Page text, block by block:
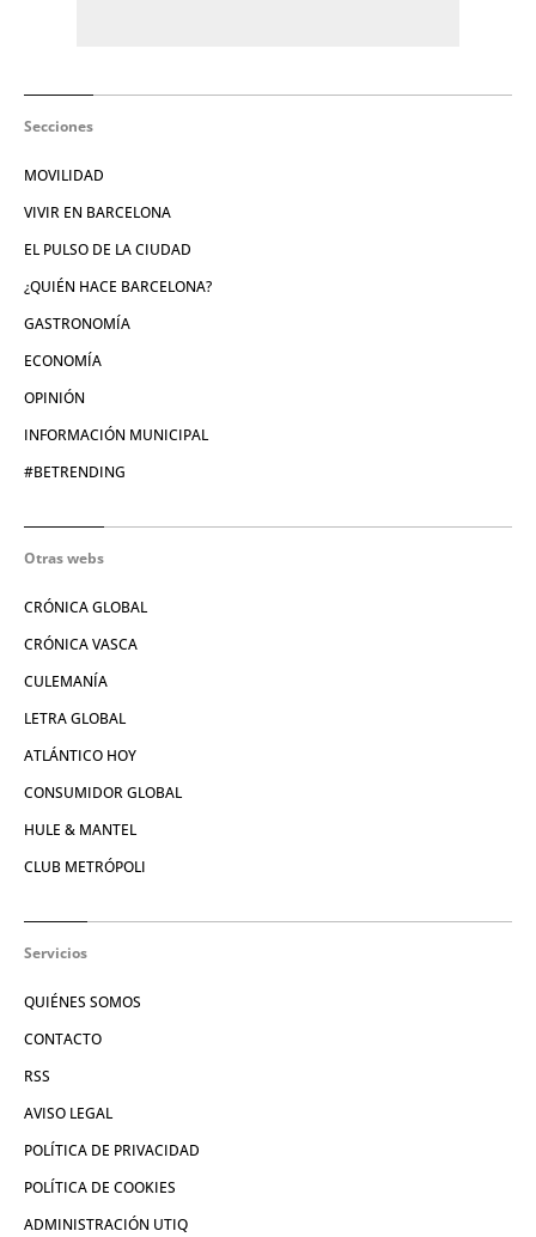
Secciones
MOVILIDAD
VIVIR EN BARCELONA
EL PULSO DE LA CIUDAD
¿QUIÉN HACE BARCELONA?
GASTRONOMÍA
ECONOMÍA
OPINIÓN
INFORMACIÓN MUNICIPAL
#BETRENDING
Otras webs
CRÓNICA GLOBAL
CRÓNICA VASCA
CULEMANÍA
LETRA GLOBAL
ATLÁNTICO HOY
CONSUMIDOR GLOBAL
HULE & MANTEL
CLUB METRÓPOLI
Servicios
QUIÉNES SOMOS
CONTACTO
RSS
AVISO LEGAL
POLÍTICA DE PRIVACIDAD
POLÍTICA DE COOKIES
ADMINISTRACIÓN UTIQ